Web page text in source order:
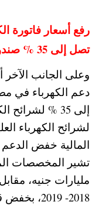
تصل إلى 35 % صندوق النقد الدولي
وعلى الجانب
لشرائح الكهرباء
2018- 2019، بخفض قدره 12 مليار جنيه.